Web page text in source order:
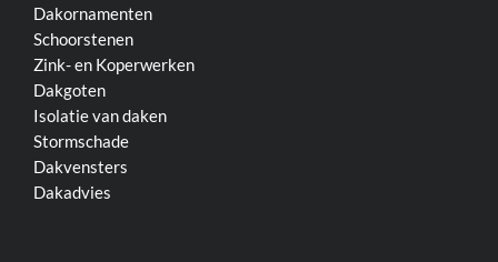
Dakornamenten
Schoorstenen
Zink- en Koperwerken
Dakgoten
Isolatie van daken
Stormschade
Dakvensters
Dakadvies